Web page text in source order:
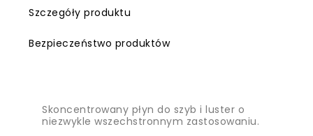
Szczegóły produktu
Bezpieczeństwo produktów
Skoncentrowany płyn do szyb i luster o
niezwykle wszechstronnym zastosowaniu.